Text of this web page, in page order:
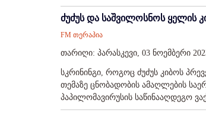
ძუძუს და საშვილოსნოს ყელის
FM თერაპია
თარიღი: პარასკევი, 03 ნოემბერი
სკრინინგი, როგოც ძუძუს კიბოს
თემაზე ცნობადობის ამაღლების
პაპილომავირუსის საწინააღდეგო